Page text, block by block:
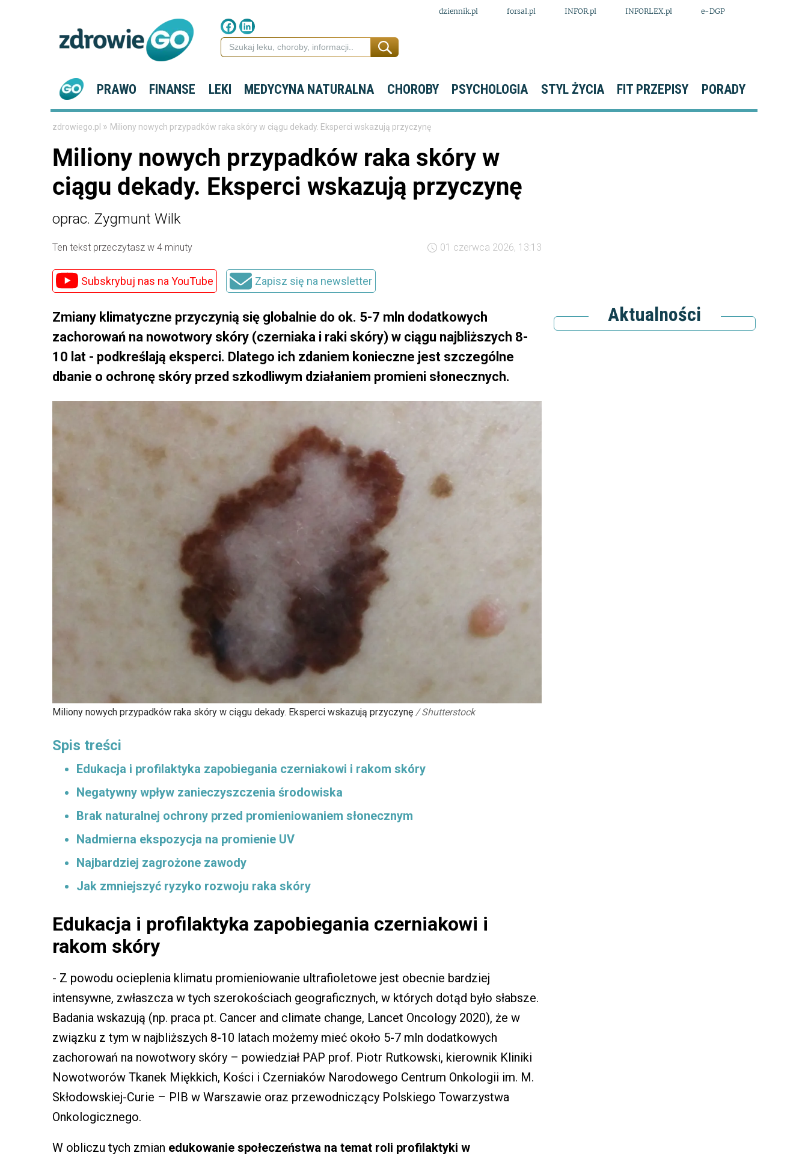
dziennik.pl forsal.pl INFOR.pl INFORLEX.pl e-DGP
PRAWO FINANSE LEKI MEDYCYNA NATURALNA CHOROBY PSYCHOLOGIA STYL ŻYCIA FIT PRZEPISY PORADY
zdrowiego.pl » Miliony nowych przypadków raka skóry w ciągu dekady. Eksperci wskazują przyczynę
Miliony nowych przypadków raka skóry w
ciągu dekady. Eksperci wskazują przyczynę
oprac. Zygmunt Wilk
Ten tekst przeczytasz w 4 minuty 01 czerwca 2026, 13:13
Subskrybuj nas na YouTube Zapisz się na newsletter
Zmiany klimatyczne przyczynią się globalnie do ok. 5-7 mln dodatkowych
zachorowań na nowotwory skóry (czerniaka i raki skóry) w ciągu najbliższych 8-
10 lat - podkreślają eksperci. Dlatego ich zdaniem konieczne jest szczególne
dbanie o ochronę skóry przed szkodliwym działaniem promieni słonecznych.
Miliony nowych przypadków raka skóry w ciągu dekady. Eksperci wskazują przyczynę / Shutterstock
Spis treści
Edukacja i profilaktyka zapobiegania czerniakowi i rakom skóry
Negatywny wpływ zanieczyszczenia środowiska
Brak naturalnej ochrony przed promieniowaniem słonecznym
Nadmierna ekspozycja na promienie UV
Najbardziej zagrożone zawody
Jak zmniejszyć ryzyko rozwoju raka skóry
Edukacja i profilaktyka zapobiegania czerniakowi i
rakom skóry
- Z powodu ocieplenia klimatu promieniowanie ultrafioletowe jest obecnie bardziej
intensywne, zwłaszcza w tych szerokościach geograficznych, w których dotąd było słabsze.
Badania wskazują (np. praca pt. Cancer and climate change, Lancet Oncology 2020), że w
związku z tym w najbliższych 8-10 latach możemy mieć około 5-7 mln dodatkowych
zachorowań na nowotwory skóry – powiedział PAP prof. Piotr Rutkowski, kierownik Kliniki
Nowotworów Tkanek Miękkich, Kości i Czerniaków Narodowego Centrum Onkologii im. M.
Skłodowskiej-Curie – PIB w Warszawie oraz przewodniczący Polskiego Towarzystwa
Onkologicznego.
W obliczu tych zmian edukowanie społeczeństwa na temat roli profilaktyki w
Aktualności